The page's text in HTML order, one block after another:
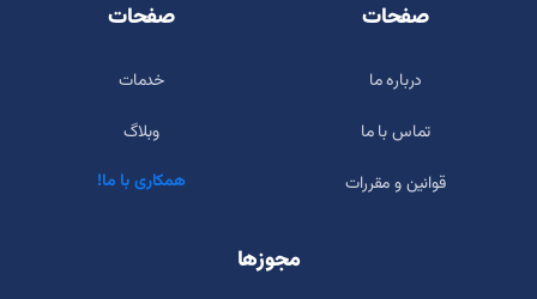
صفحات
درباره ما
تماس با ما
قوانین و مقررات
صفحات
خدمات
وبلاگ
همکاری با ما!
مجوزها